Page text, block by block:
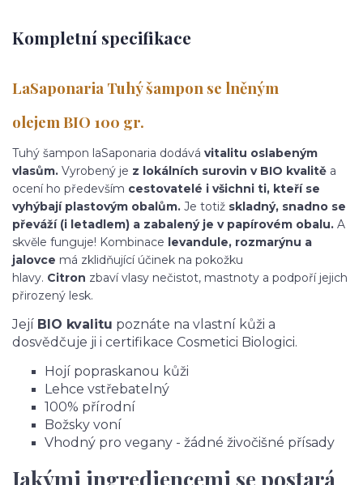
Kompletní specifikace
LaSaponaria Tuhý šampon se lněným
olejemBIO 100 gr.
Tuhý šampon laSaponaria dodává vitalitu oslabeným
vlasům. Vyrobený je z lokálních surovin v BIO kvalitě a
ocení ho především cestovatelé i všichni ti, kteří se
vyhýbají plastovým obalům. Je totiž skladný, snadno se
převáží (i letadlem) a zabalený je v papírovém obalu. A
skvěle funguje! Kombinace levandule, rozmarýnu a
jalovce má zklidňující účinek na pokožku
hlavy. Citron zbaví vlasy nečistot, mastnoty a podpoří jejich
přirozený lesk.
Její BIO kvalitu poznáte na vlastní kůži a
dosvědčuje ji i certifikace Cosmetici Biologici.
Hojí popraskanou kůži
Lehce vstřebatelný
100% přírodní
Božsky voní
Vhodný pro vegany - žádné živočišné přísady
Jakými ingrediencemi se postará